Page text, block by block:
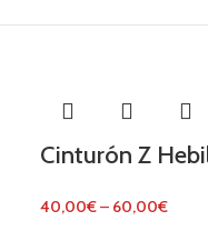
Cinturón Z
40,00€– 60,00€